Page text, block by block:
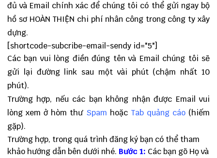
đủ và Email chính xác để chúng tôi có thể gửi ngay bộ
hồ sơ HOÀN THIỆN chi phí nhân công trong công ty xây
dựng.
[shortcode-subcribe-email-sendy id="5"]
Các bạn vui lòng điền đúng tên và Email chúng tôi sẽ
gửi lại đường link sau một vài phút (chậm nhất 10
phút).
Trường hợp, nếu các bạn không nhận được Email vui
lòng xem ở hòm thư Spam hoặc Tab quảng cáo(hiếm
gặp).
Trường hợp, trong quá trình đăng ký bạn có thể tham
khảo hướng dẫn bên dưới nhé. Bước 1: Các bạn gõ Họ và